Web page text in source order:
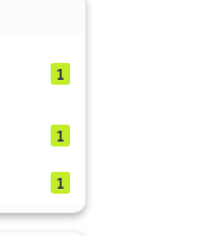
1
1
1